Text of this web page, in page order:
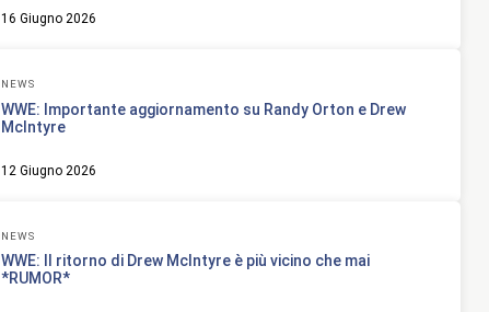
16 Giugno 2026
NEWS
WWE: Importante aggiornamento su Randy Orton e Drew
McIntyre
12 Giugno 2026
NEWS
WWE: Il ritorno di Drew McIntyre è più vicino che mai
*RUMOR*